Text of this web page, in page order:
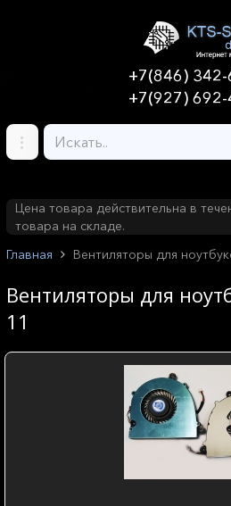
+7(846) 342-
+7(927) 692-
Цена товара действительна в
товара на складе.
Главная
Вентиляторы для
Вентиляторы для
11